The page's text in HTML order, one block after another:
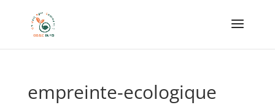
empreinte-ecologique